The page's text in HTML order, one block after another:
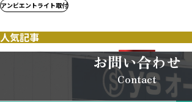
アンビエントライト取付
人気記事
お問い合わせ
Contact